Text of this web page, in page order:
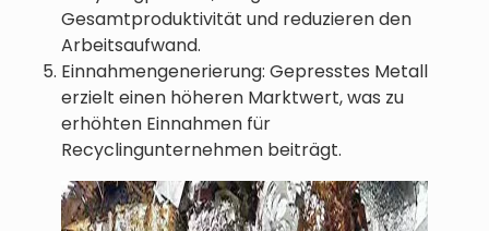
Gesamtproduktivität und reduzieren den
Arbeitsaufwand.
Einnahmengenerierung: Gepresstes Metall
erzielt einen höheren Marktwert, was zu
erhöhten Einnahmen für
Recyclingunternehmen beiträgt.